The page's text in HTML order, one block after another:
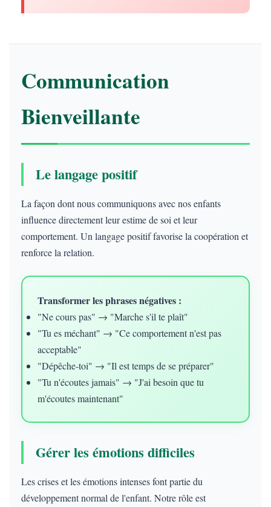
Communication
Bienveillante
Le langage positif
La façon dont nous communiquons avec nos enfants
influence directement leur estime de soi et leur
comportement. Un langage positif favorise la coopération et
renforce la relation.
Transformer les phrases négatives :
"Ne cours pas" → "Marche s'il te plaît"
"Tu es méchant" → "Ce comportement n'est pas
acceptable"
"Dépêche-toi" → "Il est temps de se préparer"
"Tu n'écoutes jamais" → "J'ai besoin que tu
m'écoutes maintenant"
Gérer les émotions difficiles
Les crises et les émotions intenses font partie du
développement normal de l'enfant. Notre rôle est